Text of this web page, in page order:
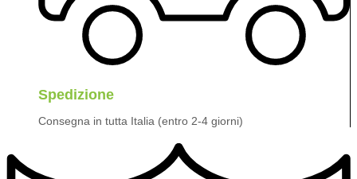
Spedizione
Consegna in tutta Italia (entro 2-4 giorni)